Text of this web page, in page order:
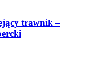
trawnik –